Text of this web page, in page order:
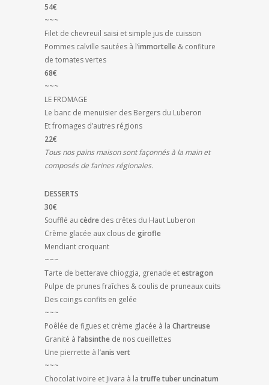
54€
~~~
Filet de chevreuil saisi et simple jus de cuisson
Pommes calville sautées à l’immortelle & confiture
de tomates vertes
68€
~~~
LE FROMAGE
Le banc de menuisier des Bergers du Luberon
Et fromages d’autres régions
22€
Tous nos pains maison sont façonnés à la main et
composés de farines régionales.
DESSERTS
30€
Soufflé au cèdre des crêtes du Haut Luberon
Crème glacée aux clous de girofle
Mendiant croquant
~~~
Tarte de betterave chioggia, grenade etestragon
Pulpe de prunes fraîches & coulis de pruneaux cuits
Des coings confits en gelée
~~~
Poêlée de figues et crème glacée à la Chartreuse
Granité à l’absinthe de nos cueillettes
Une pierrette à l’anis vert
~~~
Chocolat ivoire et Jivara à la truffe tuber uncinatum